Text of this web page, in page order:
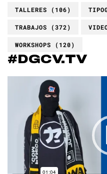
TALLERES (106)
TRABAJOS (372)
WORKSHOPS (120)
#DGCV.TV
Reproductor
vídeo